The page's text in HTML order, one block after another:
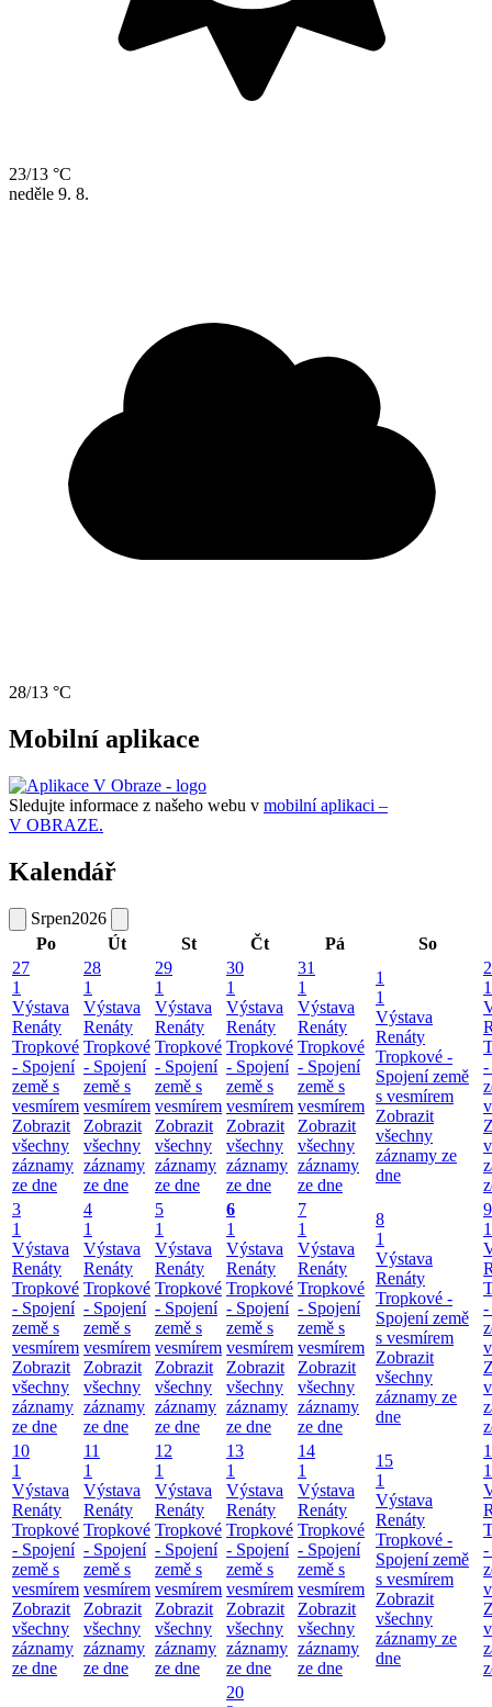
23/13 °C
neděle 9. 8.
28/13 °C
Mobilní aplikace
Sledujte informace z našeho webu v mobilní aplikaci –
V OBRAZE.
Kalendář
Srpen2026
Po
Út St Čt Pá
So
27
1
Výstava
Renáty
Tropkové
- Spojení
země s
vesmírem
Zobrazit
všechny
záznamy
ze dne
28
1
Výstava
Renáty
Tropkové
- Spojení
země s
vesmírem
Zobrazit
všechny
záznamy
ze dne
29
1
Výstava
Renáty
Tropkové
- Spojení
země s
vesmírem
Zobrazit
všechny
záznamy
ze dne
30
1
Výstava
Renáty
Tropkové
- Spojení
země s
vesmírem
Zobrazit
všechny
záznamy
ze dne
31
1
Výstava
Renáty
Tropkové
- Spojení
země s
vesmírem
Zobrazit
všechny
záznamy
ze dne
1
1
Výstava
Renáty
Tropkové -
Spojení země
s vesmírem
Zobrazit
všechny
záznamy ze
dne
2
1
-
3
1
Výstava
Renáty
Tropkové
- Spojení
země s
vesmírem
Zobrazit
všechny
záznamy
ze dne
4
1
Výstava
Renáty
Tropkové
- Spojení
země s
vesmírem
Zobrazit
všechny
záznamy
ze dne
5
1
Výstava
Renáty
Tropkové
- Spojení
země s
vesmírem
Zobrazit
všechny
záznamy
ze dne
6
1
Výstava
Renáty
Tropkové
- Spojení
země s
vesmírem
Zobrazit
všechny
záznamy
ze dne
7
1
Výstava
Renáty
Tropkové
- Spojení
země s
vesmírem
Zobrazit
všechny
záznamy
ze dne
8
1
Výstava
Renáty
Tropkové -
Spojení země
s vesmírem
Zobrazit
všechny
záznamy ze
dne
9
1
-
10
1
Výstava
Renáty
Tropkové
- Spojení
země s
vesmírem
Zobrazit
všechny
záznamy
ze dne
11
1
Výstava
Renáty
Tropkové
- Spojení
země s
vesmírem
Zobrazit
všechny
záznamy
ze dne
12
1
Výstava
Renáty
Tropkové
- Spojení
země s
vesmírem
Zobrazit
všechny
záznamy
ze dne
13
1
Výstava
Renáty
Tropkové
- Spojení
země s
vesmírem
Zobrazit
všechny
záznamy
ze dne
14
1
Výstava
Renáty
Tropkové
- Spojení
země s
vesmírem
Zobrazit
všechny
záznamy
ze dne
15
1
Výstava
Renáty
Tropkové -
Spojení země
s vesmírem
Zobrazit
všechny
záznamy ze
dne
1
-
20